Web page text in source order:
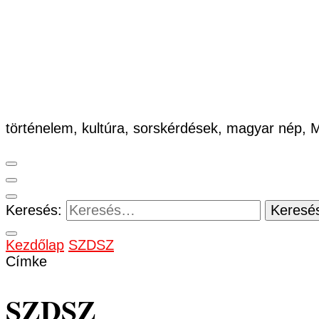
történelem, kultúra, sorskérdések, magyar nép,
Keresés:
Kezdőlap SZDSZ
Címke
SZDSZ